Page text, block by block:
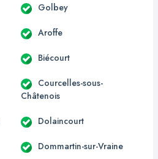
Golbey
Aroffe
Biécourt
Courcelles-sous-
Châtenois
Dolaincourt
Dommartin-sur-Vraine